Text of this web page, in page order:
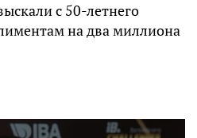
с 50-летнего
на два миллиона